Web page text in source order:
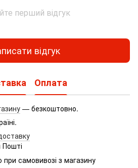
перший відгук
відгук
Оплата
— безкоштовно.
Пошті
при самовивозі з магазину